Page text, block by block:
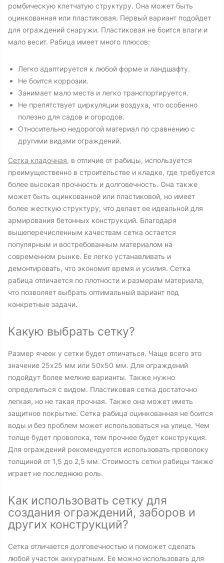
ромбическую клетчатую структуру. Она может быть
оцинкованная или пластиковая. Первый вариант подойдет
для ограждений снаружи. Пластиковая не боится влаги и
мало весит. Рабица имеет много плюсов:
Легко адаптируется к любой форме и ландшафту.
Не боится коррозии.
Занимает мало места и легко транспортируется.
Не препятствует циркуляции воздуха, что особенно
полезно для садов и огородов.
Относительно недорогой материал по сравнению с
другими видами ограждений.
Сетка кладочная, в отличие от рабицы, используется
преимущественно в строительстве и кладке, где требуется
более высокая прочность и долговечность. Она также
может быть оцинкованной или пластиковой, но имеет
более жесткую структуру, что делает ее идеальной для
армирования бетонных конструкций. Благодаря
вышеперечисленным качествам сетка остается
популярным и востребованным материалом на
современном рынке. Ее легко устанавливать и
демонтировать, что экономит время и усилия. Сетка
рабица отличается по плотности и размерам материала,
что позволяет выбрать оптимальный вариант под
конкретные задачи.
Какую выбрать сетку?
Размер ячеек у сетки будет отличаться. Чаще всего это
значение 25x25 мм или 50x50 мм. Для ограждений
подойдут более мелкие варианты. Также нужно
определиться с видом. Пластиковая сетка достаточно
легкая, но не такая прочная. Также она может иметь
защитное покрытие. Сетка рабица оцинкованная не боится
воды и без проблем может использоваться на улице. Чем
толще будет проволока, тем прочнее будет конструкция.
Для ограждений рекомендуется использовать проволоку
толщиной от 1,5 до 2,5 мм. Стоимость сетки рабицы также
играет не последнюю роль.
Как использовать сетку для
создания ограждений, заборов и
других конструкций?
Сетка отличается долговечностью и поможет сделать
любой участок аккуратным. Ее можно использовать для